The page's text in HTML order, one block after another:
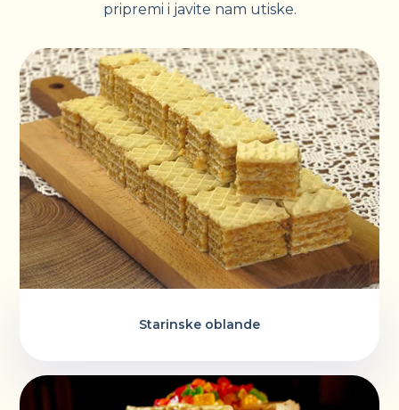
pripremi i javite nam utiske.
Starinske oblande